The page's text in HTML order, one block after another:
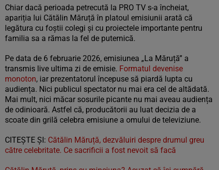
Chiar dacă perioada petrecută la PRO TV s-a încheiat,
apariția lui Cătălin Măruță în platoul emisiunii arată că
legătura cu foștii colegi și cu proiectele importante pentru
familia sa a rămas la fel de puternică.
Pe data de 6 februarie 2026, emisiunea „La Măruță” a
transmis live ultima zi de emisie. Formatul devenise
monoton, iar prezentatorul începuse să piardă lupta cu
audiența. Nici publicul spectator nu mai era cel de altădată.
Mai mult, nici măcar sosurile picante nu mai aveau audiența
de odinioară. Astfel că, producătorii au luat decizia de a
scoate din grilă celebra emisiune a omului de televiziune.
CITEȘTE ȘI: Cătălin Măruță, dezvăluiri despre drumul greu
către celebritate. Ce sacrificii a fost nevoit să facă